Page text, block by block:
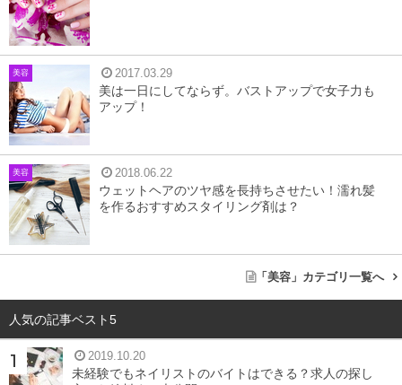
美容 2017.03.29
美は一日にしてならず。バストアップで女子力も
アップ！
美容 2018.06.22
ウェットヘアのツヤ感を長持ちさせたい！濡れ髪
を作るおすすめスタイリング剤は？
「美容」カテゴリ一覧へ
人気の記事ベスト5
2019.10.20
未経験でもネイリストのバイトはできる？求人の探し